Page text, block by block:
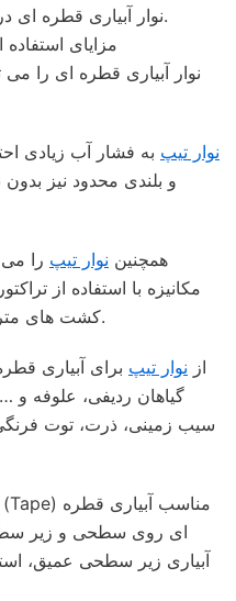
نوار آبیاری قطره ای در گلخانه ها نیز قابل استفاده است.
مزایای
نوار آبیاری قطره ای را می
نوار تیپ به فشار آب زیادی
و بلندی محدود نیز
همچنین نوار تیپ را
مکانیزه با استفاده از
کشت های متراکم و ردیفی بسیار مناسب است.
از نوار تیپ برای آبیاری
گیاهان ردیفی، علوفه و …
سیب زمینی، ذرت، توت
ای روی سطحی و زیر
آبیاری زیر سطحی عمیق،